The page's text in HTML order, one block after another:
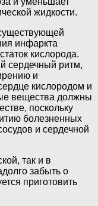
жидкости.
инфаркта
кислорода.
сердечный ритм,
и
кислородом и
вещества должны
поскольку
болезненных
и сердечной
так и в
забыть о
приготовить